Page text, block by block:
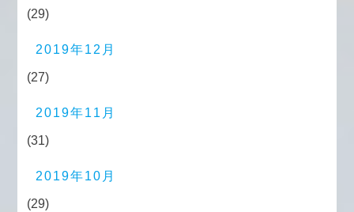
(29)
2019年12月
(27)
2019年11月
(31)
2019年10月
(29)